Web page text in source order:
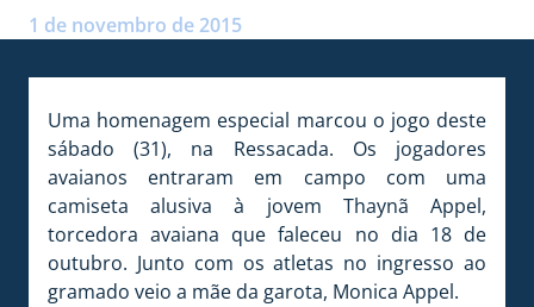
1 de novembro de 2015
Uma homenagem especial marcou o jogo deste
sábado (31), na Ressacada. Os jogadores
avaianos entraram em campo com uma
camiseta alusiva à jovem Thaynã Appel,
torcedora avaiana que faleceu no dia 18 de
outubro. Junto com os atletas no ingresso ao
gramado veio a mãe da garota, Monica Appel.